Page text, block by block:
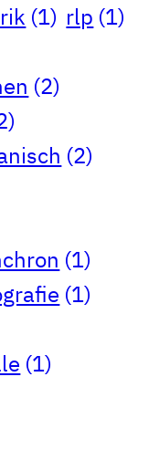
(1) rlp (1)
(2)
(2)
(1)
(1)
(1)